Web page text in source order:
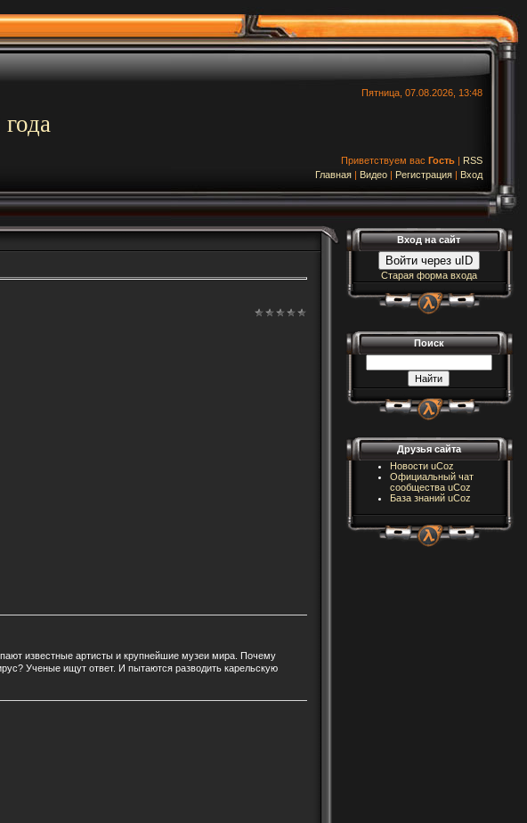
Пятница, 07.08.2026, 13:48
Приветствуем вас Гость | RSS
Главная | Видео | Регистрация | Вход
известные артисты и крупнейшие музеи мира. Почему
Ученые ищут ответ. И пытаются разводить карельскую
Вход на сайт
Войти через uID
Старая форма входа
Поиск
Друзья сайта
Новости uCoz
Официальный чат
сообщества uCoz
База знаний uCoz